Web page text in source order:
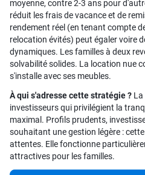
moyenne, contre 2-3 ans pour
réduit les frais de vacance et de
rendement réel (en tenant compte
relocation évités) peut égaler voire
dynamiques. Les familles à deux
solvabilité solides. La location nue
s'installe avec ses meubles.
À qui s'adresse cette stratégie ?
investisseurs qui privilégient la
maximal. Profils prudents,
souhaitant une gestion légère :
attentes. Elle fonctionne
attractives pour les familles.